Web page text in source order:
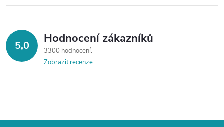
5,0 Hodnocení zákazníků
3300 hodnocení
Zobrazit recenze